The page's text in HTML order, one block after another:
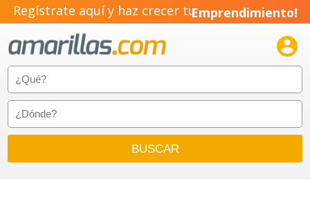
Regístrate aquí y haz crecer tuEmprendimiento!
